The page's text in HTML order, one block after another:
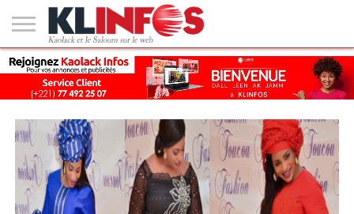
#2
(PAS
DE
TITRE)
KAOLACK
POLITIQUE
ECONOMIE
SOCIÉTÉ
CULTURE
PEOPLE
SPORT
SANTÉ
AFRIQUE
INTERNATIONAL
EMPLOI &
FORMATION